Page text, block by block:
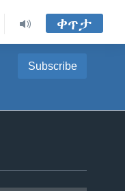
ቀጥታ
Subscribe